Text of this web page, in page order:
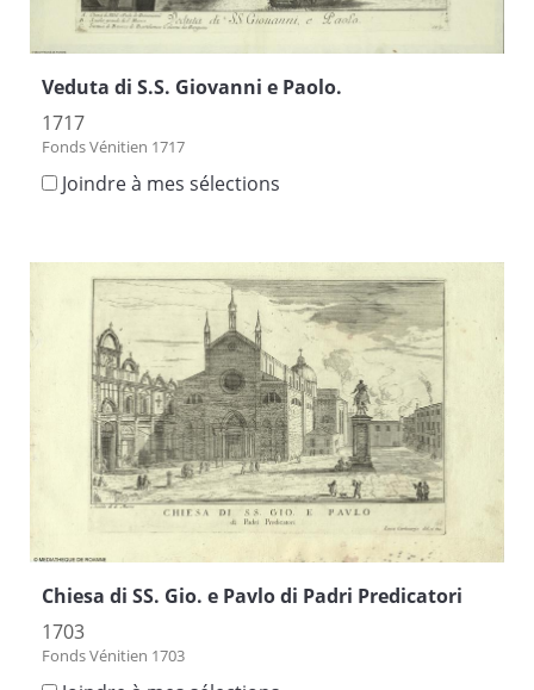
Veduta di S.S. Giovanni e Paolo.
1717
Fonds Vénitien 1717
Joindre à mes sélections
Chiesa di SS. Gio. e Pavlo di Padri Predicatori
1703
Fonds Vénitien 1703